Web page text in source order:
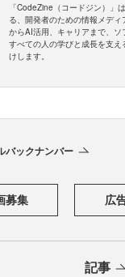
「CodeZine（コードジン）」
る、開発者のための情報メデ
からAI活用、キャリアまで、
すべての人の学びと成長を支
けします。
バックナンバー
募集 広
記事